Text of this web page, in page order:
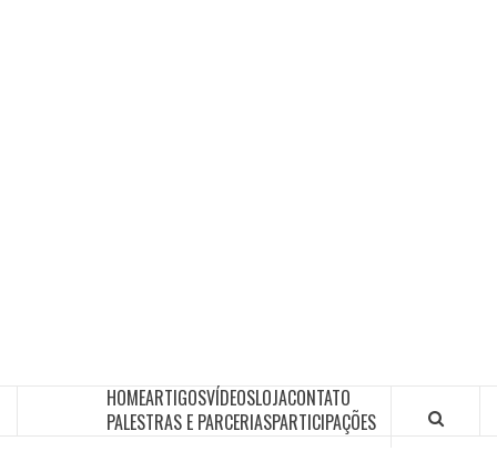
HOMEARTIGOSVÍDEOSLOJACONTATO
PALESTRAS E PARCERIASPARTICIPAÇÕES